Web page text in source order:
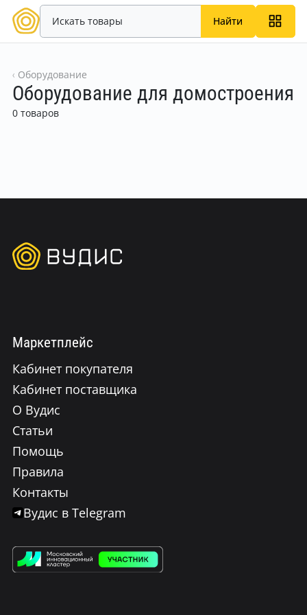
Найти
Оборудование
Оборудование для домостроения
0 товаров
Маркетплейс
Кабинет покупателя
Кабинет поставщика
О Вудис
Статьи
Помощь
Правила
Контакты
Вудис в Telegram